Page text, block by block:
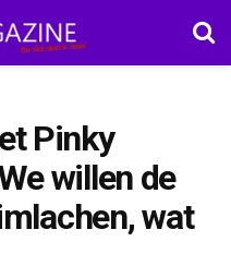
Pinky
willen de
wat